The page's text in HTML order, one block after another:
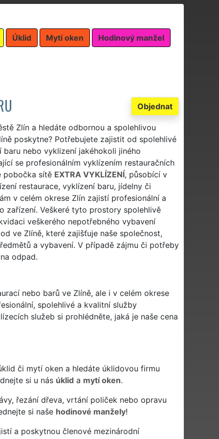
Úklid Mytí oken Hodinový manžel
Objednat
Zlín a hledáte odbornou a spolehlivou
poskytne? Potřebujete zajistit od spolehlivé
nebo vyklizení jakéhokoli jiného
se profesionálním vyklízením restauračních
pobočka sítě EXTRA VYKLÍZENÍ, působící v
restaurace, vyklízení baru, jídelny či
v celém okrese Zlín zajistí profesionální a
zařízení. Veškeré tyto prostory spolehlivě
veškerého nepotřebného vybavení
ve Zlíně, které zajišťuje naše společnost,
a vybavení. V případě zájmu či potřeby
odpad.
nebo barů ve Zlíně, ale i v celém okrese
spolehlivé a kvalitní služby
služeb si prohlédněte, jaká je naše cena
či mytí oken a hledáte úklidovou firmu
si u nás úklid a mytí oken.
řezání dřeva, vrtání poliček nebo opravu
si naše hodinové manžely!
a poskytnou členové mezinárodní